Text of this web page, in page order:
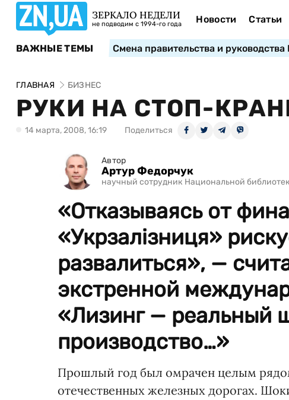
ЗЕРКАЛО НЕДЕЛИ
не подводим с 1994-го года Новости Статьи
ВАЖНЫЕ ТЕМЫ Смена правительства и руководства
ГЛАВНАЯ БИЗНЕС
РУКИ НА СТОП-
14 марта, 2008, 16:19 Поделиться
Автор
Артур Федорчук
научный сотрудник Национальной
«Отказываясь от
«Укрзалізниця»
развалиться», —
экстренной
«Лизинг — реальный
производство…»
Прошлый год был омрачен целым
отечественных железных дорогах.